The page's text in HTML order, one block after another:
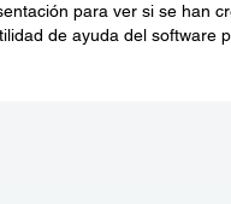
para ver si se han
de ayuda del software